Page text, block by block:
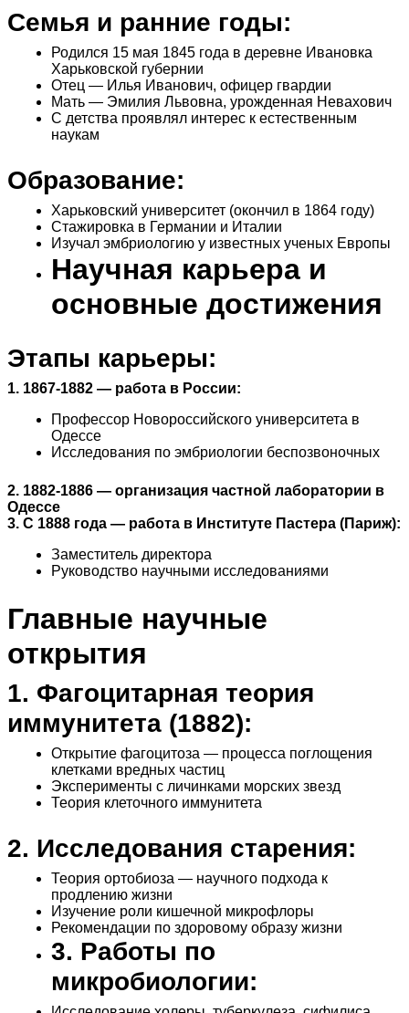
Семья и ранние годы:
Родился 15 мая 1845 года в деревне Ивановка
Харьковской губернии
Отец — Илья Иванович, офицер гвардии
Мать — Эмилия Львовна, урожденная Невахович
С детства проявлял интерес к естественным
наукам
Образование:
Харьковский университет (окончил в 1864 году)
Стажировка в Германии и Италии
Изучал эмбриологию у известных ученых Европы
Научная карьера и
основные достижения
Этапы карьеры:
1. 1867-1882 — работа в России:
Профессор Новороссийского университета в
Одессе
Исследования по эмбриологии беспозвоночных
2. 1882-1886 — организация частной лаборатории в
Одессе
3. С 1888 года — работа в Институте Пастера (Париж):
Заместитель директора
Руководство научными исследованиями
Главные научные
открытия
1. Фагоцитарная теория
иммунитета (1882):
Открытие фагоцитоза — процесса поглощения
клетками вредных частиц
Эксперименты с личинками морских звезд
Теория клеточного иммунитета
2. Исследования старения:
Теория ортобиоза — научного подхода к
продлению жизни
Изучение роли кишечной микрофлоры
Рекомендации по здоровому образу жизни
3. Работы по
микробиологии: